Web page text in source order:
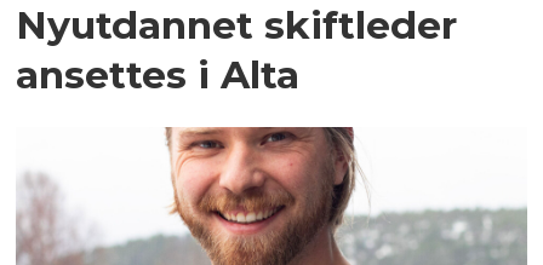
Nyutdannet skiftleder
ansettes i Alta